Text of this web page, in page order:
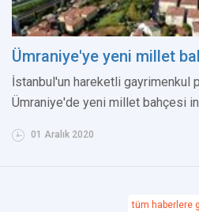
Ümraniye'ye yeni millet
İstanbul'un hareketli gayrimenkul
Ümraniye'de yeni millet bahçesi
01 Aralık 2020
tüm haberlere